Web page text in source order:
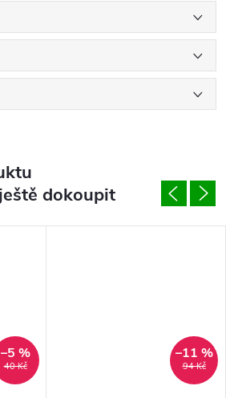
dokoupit
40 Kč
–5 %
94 Kč
–11 %